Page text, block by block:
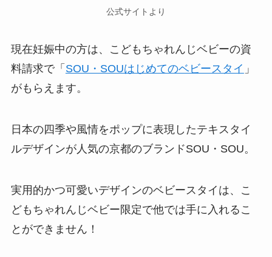
公式サイトより
現在妊娠中の方は、こどもちゃれんじベビーの資
料請求で「 SOU・SOUはじめてのベビースタイ 」
がもらえます。
日本の四季や風情をポップに表現したテキスタイ
ルデザインが人気の京都のブランドSOU・SOU。
実用的かつ可愛いデザインのベビースタイは、こ
どもちゃれんじベビー限定で他では手に入れるこ
とができません！